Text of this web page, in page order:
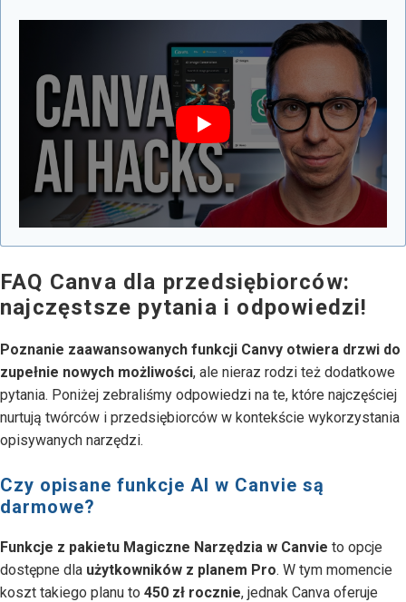
FAQ Canva dla przedsiębiorców:
najczęstsze pytania i odpowiedzi!
Poznanie zaawansowanych funkcji Canvy otwiera drzwi do
zupełnie nowych możliwości, ale nieraz rodzi też dodatkowe
pytania. Poniżej zebraliśmy odpowiedzi na te, które najczęściej
nurtują twórców i przedsiębiorców w kontekście wykorzystania
opisywanych narzędzi.
Czy opisane funkcje AI w Canvie są
darmowe?
Funkcje z pakietu Magiczne Narzędzia w Canvie to opcje
dostępne dla użytkowników z planem Pro. W tym momencie
koszt takiego planu to 450 zł rocznie, jednak Canva oferuje